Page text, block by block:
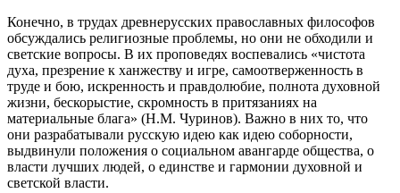
Конечно, в трудах древнерусских православных философов
обсуждались религиозные проблемы, но они не обходили и
светские вопросы. В их проповедях воспевались «чистота
духа, презрение к ханжеству и игре, самоотверженность в
труде и бою, искренность и правдолюбие, полнота духовной
жизни, бескорыстие, скромность в притязаниях на
материальные блага» (Н.М. Чуринов). Важно в них то, что
они разрабатывали русскую идею как идею соборности,
выдвинули положения о социальном авангарде общества, о
власти лучших людей, о единстве и гармонии духовной и
светской власти.